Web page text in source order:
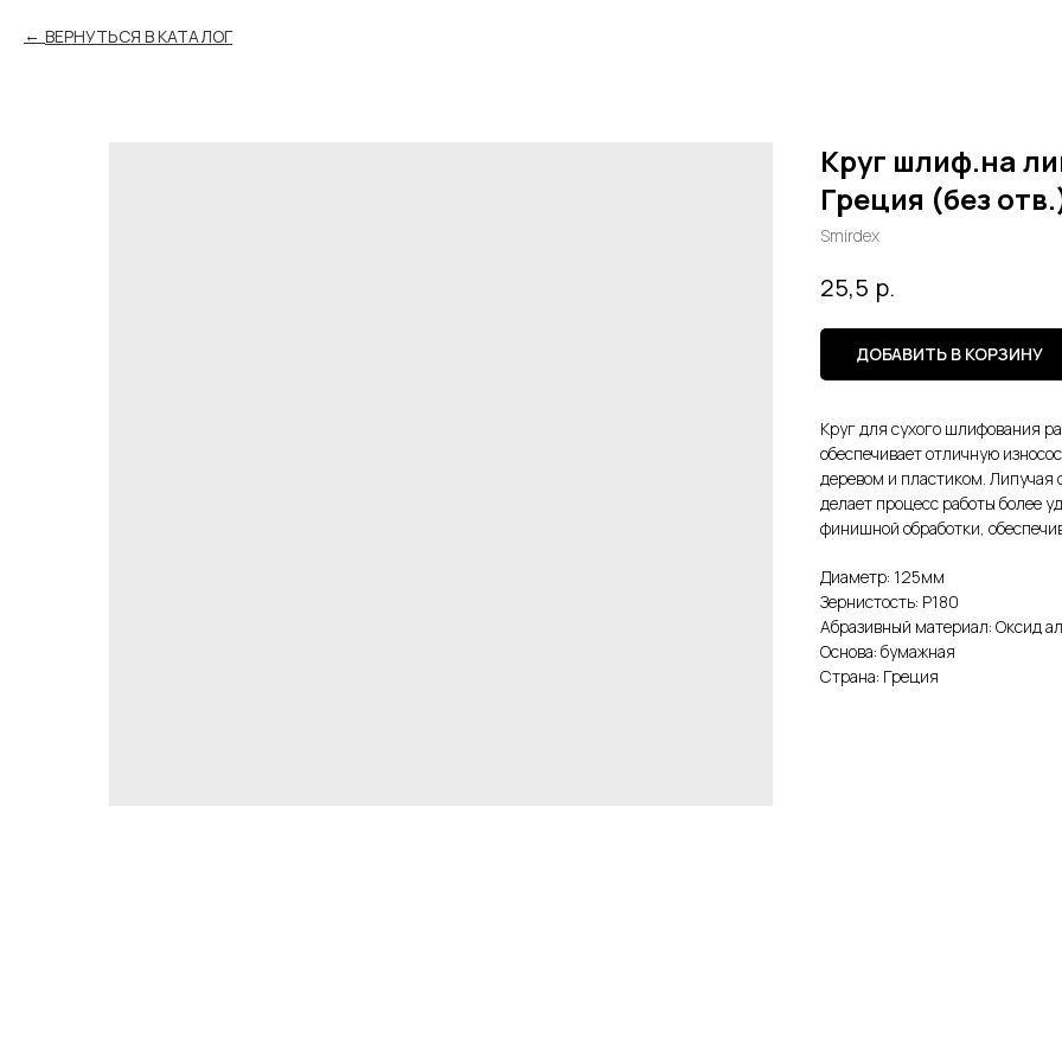
ВЕРНУТЬСЯ В КАТАЛОГ
Круг шлиф.на
Греция (без
Smirdex
25,5 р.
ДОБАВИТЬ В КОРЗИНУ
Круг для сухого шлифования
обеспечивает отличную
деревом и пластиком. Липучая
делает процесс работы более
финишной обработки,
Диаметр: 125мм
Зернистость: Р180
Абразивный материал: Оксид
Основа: бумажная
Страна: Греция